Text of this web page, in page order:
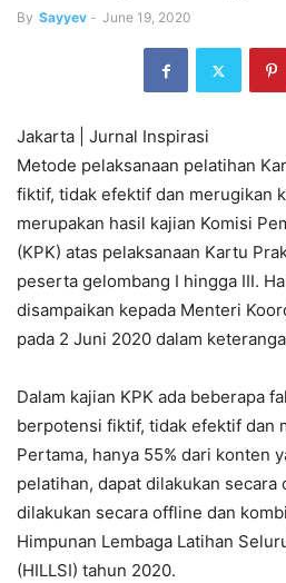
By Sayyev - June 19, 2020
Jakarta | Jurnal Inspirasi
Metode pelaksanaan pelatihan
fiktif, tidak efektif dan merugikan
merupakan hasil kajian Komisi
(KPK) atas pelaksanaan Kartu
peserta gelombang I hingga III.
disampaikan kepada Menteri
pada 2 Juni 2020 dalam
Dalam kajian KPK ada beberapa
berpotensi fiktif, tidak efektif dan
Pertama, hanya 55% dari konten
pelatihan, dapat dilakukan secara
dilakukan secara offline dan
Himpunan Lembaga Latihan
(HILLSI) tahun 2020.